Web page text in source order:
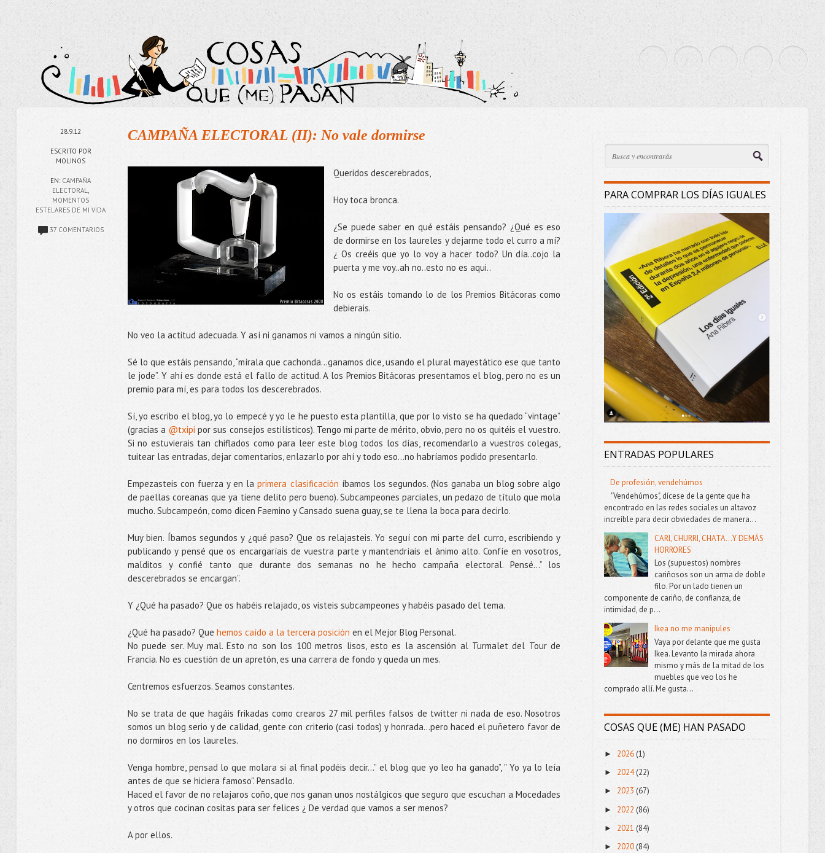
28.9.12
ESCRITO POR
MOLINOS
EN: CAMPAÑA
ELECTORAL,
MOMENTOS
ESTELARES DE MI VIDA
37 COMENTARIOS
CAMPAÑA ELECTORAL (II): No vale dormirse
Queridos descerebrados,
Hoy toca bronca.
¿Se puede saber en qué estáis pensando? ¿Qué es eso
de dormirse en los laureles y dejarme todo el curro a mí?
¿ Os creéis que yo lo voy a hacer todo? Un día..cojo la
puerta y me voy..ah no..esto no es aqui..
No os estáis tomando lo de los Premios Bitácoras como
debierais.
No veo la actitud adecuada. Y así ni ganamos ni vamos a ningún sitio.
Sé lo que estáis pensando, “mírala que cachonda...ganamos dice, usando el plural mayestático ese que tanto
le jode”. Y ahí es donde está el fallo de actitud. A los Premios Bitácoras presentamos el blog, pero no es un
premio para mí, es para todos los descerebrados.
Sí, yo escribo el blog, yo lo empecé y yo le he puesto esta plantilla, que por lo visto se ha quedado “vintage”
(gracias a @txipi por sus consejos estilísticos). Tengo mi parte de mérito, obvio, pero no os quitéis el vuestro.
Si no estuvierais tan chiflados como para leer este blog todos los días, recomendarlo a vuestros colegas,
tuitear las entradas, dejar comentarios, enlazarlo por ahí y todo eso...no habríamos podido presentarlo.
Empezasteis con fuerza y en laprimera clasificación íbamos los segundos. (Nos ganaba un blog sobre algo
de paellas coreanas que ya tiene delito pero bueno). Subcampeones parciales, un pedazo de título que mola
mucho. Subcampeón, como dicen Faemino y Cansado suena guay, se te llena la boca para decirlo.
Muy bien. Íbamos segundos y ¿qué paso? Que os relajasteis. Yo seguí con mi parte del curro, escribiendo y
publicando y pensé que os encargaríais de vuestra parte y mantendríais el ánimo alto. Confíe en vosotros,
malditos y confié tanto que durante dos semanas no he hecho campaña electoral. Pensé...” los
descerebrados se encargan”.
Y ¿Qué ha pasado? Que os habéis relajado, os visteis subcampeones y habéis pasado del tema.
¿Qué ha pasado? Que hemos caído a la tercera posición en el Mejor Blog Personal.
No puede ser. Muy mal. Esto no son los 100 metros lisos, esto es la ascensión al Turmalet del Tour de
Francia. No es cuestión de un apretón, es una carrera de fondo y queda un mes.
Centremos esfuerzos. Seamos constantes.
No se trata de que hagáis frikadas como crearos 27 mil perfiles falsos de twitter ni nada de eso. Nosotros
somos un blog serio y de calidad, gente con criterio (casi todos) y honrada…pero haced el puñetero favor de
no dormiros en los laureles.
Venga hombre, pensad lo que molara si al final podéis decir...” el blog que yo leo ha ganado”, " Yo ya lo leía
antes de que se hiciera famoso". Pensadlo.
Haced el favor de no relajaros coño, que nos ganan unos nostálgicos que seguro que escuchan a Mocedades
y otros que cocinan cositas para ser felices ¿ De verdad que vamos a ser menos?
A por ellos.
PARA COMPRAR LOS DÍAS IGUALES
ENTRADAS POPULARES
De profesión, vendehúmos
"Vendehúmos", dícese de la gente que ha
encontrado en las redes sociales un altavoz
increíble para decir obviedades de manera...
CARI, CHURRI, CHATA...Y DEMÁS
HORRORES
Los (supuestos) nombres
cariñosos son un arma de doble
filo. Por un lado tienen un
componente de cariño, de confianza, de
intimidad, de p...
Ikea no me manipules
Vaya por delante que me gusta
Ikea. Levanto la mirada ahora
mismo y más de la mitad de los
muebles que veo los he
comprado allí. Me gusta...
COSAS QUE (ME) HAN PASADO
► 2026 (1)
► 2024(22)
► 2023 (67)
► 2022 (86)
► 2021 (84)
► 2020(84)